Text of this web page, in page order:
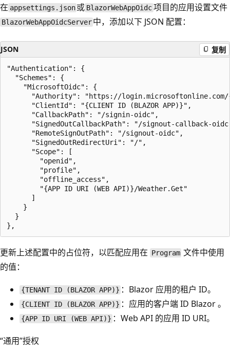
在 appsettings.json 或 BlazorWebAppOidc项目的应用设置文件
BlazorWebAppOidcServer 中，添加以下 JSON 配置：
JSON 复制
"Authentication": {
  "Schemes": {
    "MicrosoftOidc": {
"Authority": "https://
      "ClientId": "{CLIENT ID (BLAZOR APP)}",
      "CallbackPath": "/signin-oidc",
"SignedOutCallbackPath": "/signout-callback-
      "RemoteSignOutPath": "/signout-oidc",
      "SignedOutRedirectUri": "/",
      "Scope": [
        "openid",
        "profile",
        "offline_access",
        "{APP ID URI (WEB API)}/Weather.Get"
      ]
    }
  }
更新上述配置中的占位符，以匹配应用在 Program 文件中使用
的值：
{TENANT ID (BLAZOR APP)} ：Blazor 应用的租户 ID。
{CLIENT ID (BLAZOR APP)} ：应用的客户端 ID Blazor 。
{APP ID URI (WEB API)} ：Web API 的应用 ID URI。
“通用”授权